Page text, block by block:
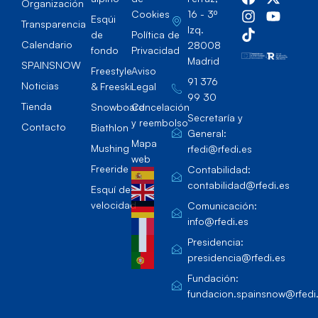
Organización
Transparencia
Calendario
SPAINSNOW
Noticias
Tienda
Contacto
Esqúi
de
fondo
Freestyle
& Freeski
Snowboard
Biathlon
Mushing
Freeride
Esquí de
velocidad
Cookies
Política de
Privacidad
Aviso
Legal
Cancelación
y reembolso
Mapa
web
16 - 3º
Izq.
28008
Madrid
91 376
99 30
Secretaría y
General:
rfedi@rfedi.es
Contabilidad:
contabilidad@rfedi.es
Comunicación:
info@rfedi.es
Presidencia:
presidencia@rfedi.es
Fundación: